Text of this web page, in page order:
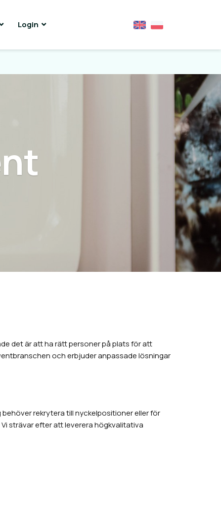
Login
det är att ha rätt personer på plats för att
och erbjuder anpassade lösningar
rekrytera till nyckelpositioner eller för
strävar efter att leverera högkvalitativa